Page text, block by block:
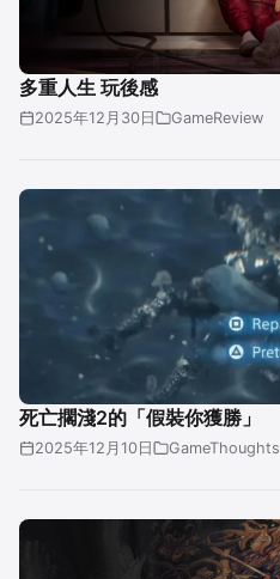
多重人生 玩後感
2025年12月30日 GameReview
死亡擱淺2的「假裝你獲勝」
2025年12月10日 GameThoughts